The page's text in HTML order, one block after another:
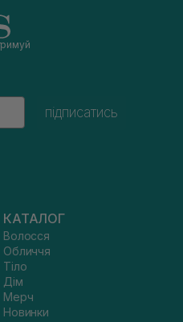
підписатись
КАТАЛОГ
Волосся
Обличчя
Тіло
Дім
Мерч
Новинки